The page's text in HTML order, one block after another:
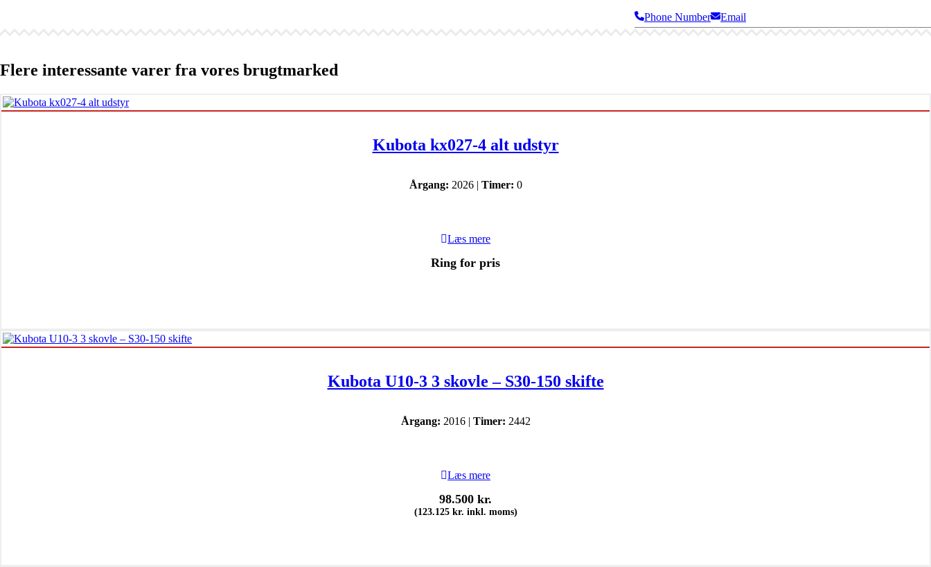
Phone Number
Email
Flere interessante varer fra vores brugtmarked
Kubota kx027-4 alt udstyr
Årgang: 2026 | Timer: 0
Læs mere
Ring for pris
Kubota U10-3 3 skovle – S30-150 skifte
Årgang: 2016 | Timer: 2442
Læs mere
98.500 kr.
(123.125 kr. inkl. moms)